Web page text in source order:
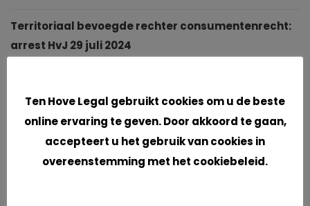
Territoriaal bevoegde rechter consumentenrecht:
arrest HvJ 29 juli 2024
Archieven
juli 2026
april 2025
Ten Hove Legal gebruikt cookies om u de beste
online ervaring te geven. Door akkoord te gaan,
accepteert u het gebruik van cookies in
overeenstemming met het cookiebeleid.